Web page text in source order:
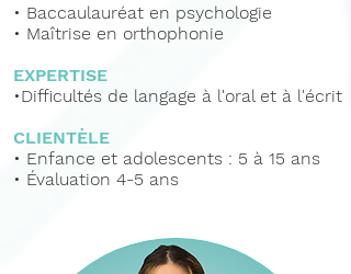
• Baccaulauréat en psychologie
• Maîtrise en orthophonie
EXPERTISE
•Difficultés de langage à l'oral et à l'écrit
CLIENTÈLE
• Enfance et adolescents : 5 à 15 ans
• Évaluation 4-5 ans